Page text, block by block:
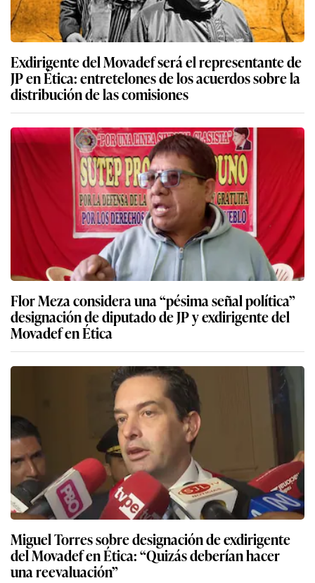
Exdirigente del Movadef será el representante de
JP en Ética: entretelones de los acuerdos sobre la
distribución de las comisiones
Flor Meza considera una “pésima señal política”
designación de diputado de JP y exdirigente del
Movadef en Ética
Miguel Torres sobre designación de exdirigente
del Movadef en Ética: “Quizás deberían hacer
una reevaluación”